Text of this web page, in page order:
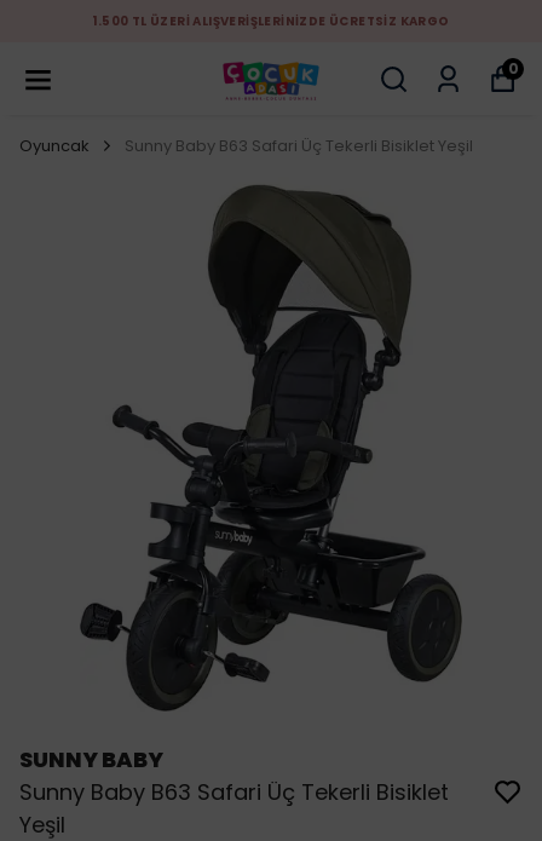
1.500 TL ÜZERİ ALIŞVERİŞLERİNİZDE ÜCRETSİZ KARGO
0
Oyuncak Sunny Baby B63 Safari Üç Tekerli Bisiklet Yeşil
SUNNY BABY
Sunny Baby B63 Safari Üç Tekerli Bisiklet
Yeşil